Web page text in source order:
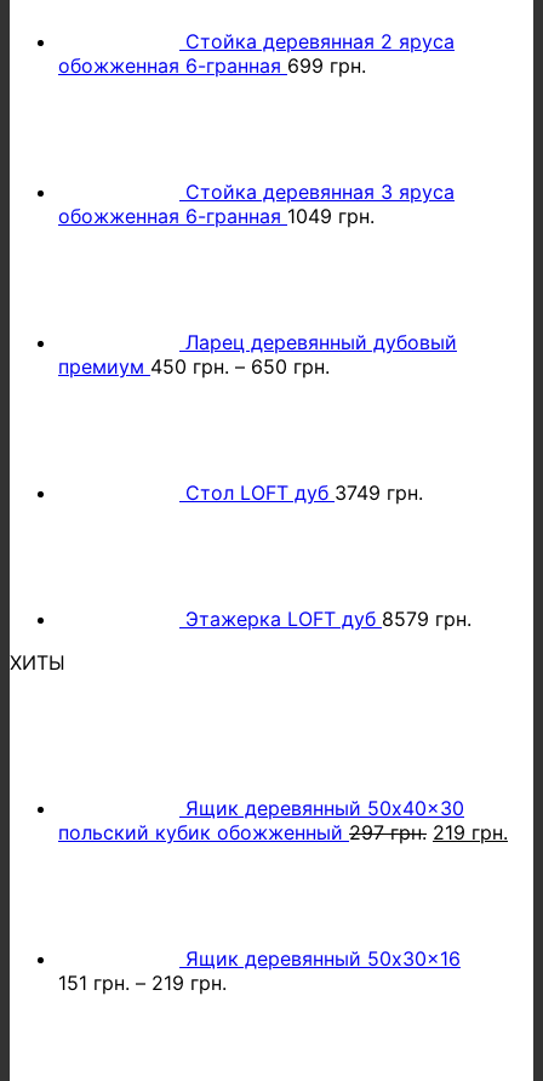
Стойка деревянная 2 яруса
обожженная 6-гранная 699 грн.
Стойка деревянная 3 яруса
обожженная 6-гранная 1049 грн.
Ларец деревянный дубовый
премиум 450 грн. – 650 грн.
Стол LOFT дуб 3749 грн.
Этажерка LOFT дуб 8579 грн.
ХИТЫ
Ящик деревянный 50x40x30
польский кубик обожженный 297грн. 219 грн.
Ящик деревянный 50x30x16
151 грн. – 219 грн.